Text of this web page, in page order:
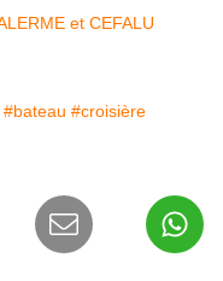
#bateau #croisière